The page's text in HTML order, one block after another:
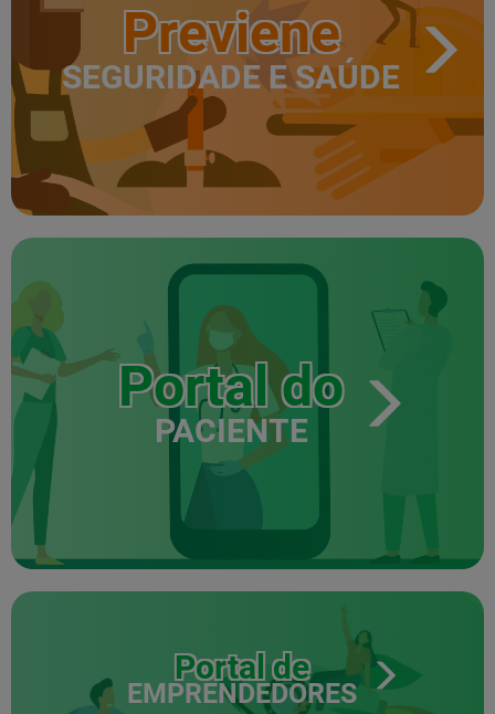
Previene
SEGURIDADE E SAÚDE
Portal do
PACIENTE
Portal de
EMPRENDEDORES